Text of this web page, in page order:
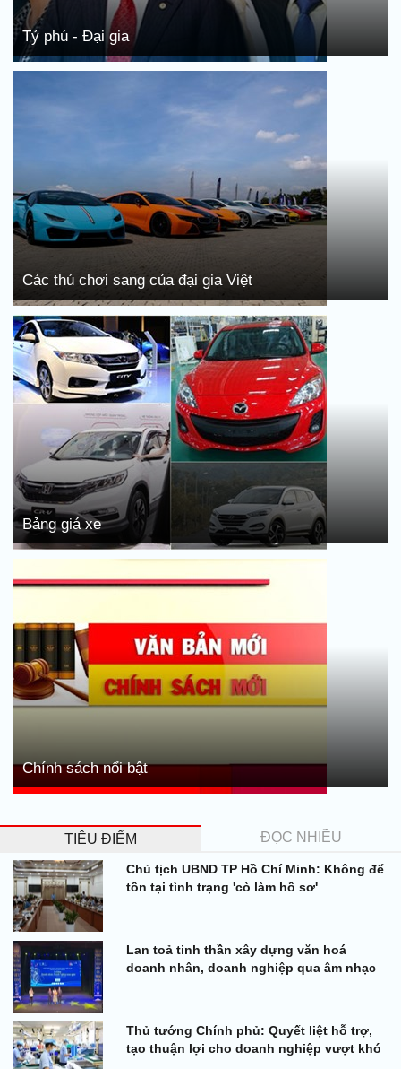
Tỷ phú - Đại gia
Các thú chơi sang của đại gia Việt
Bảng giá xe
Chính sách nổi bật
TIÊU ĐIỂM ĐỌC NHIỀU
Chủ tịch UBND TP Hồ Chí Minh: Không để
tồn tại tình trạng 'cò làm hồ sơ'
Lan toả tinh thần xây dựng văn hoá
doanh nhân, doanh nghiệp qua âm nhạc
Thủ tướng Chính phủ: Quyết liệt hỗ trợ,
tạo thuận lợi cho doanh nghiệp vượt khó